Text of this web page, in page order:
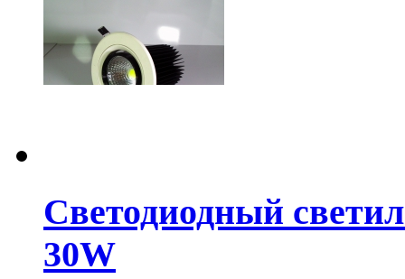
Светодиодный
30W